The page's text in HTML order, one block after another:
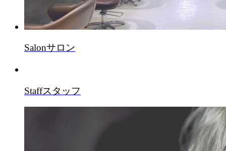
Salonサロン
Staffスタッフ